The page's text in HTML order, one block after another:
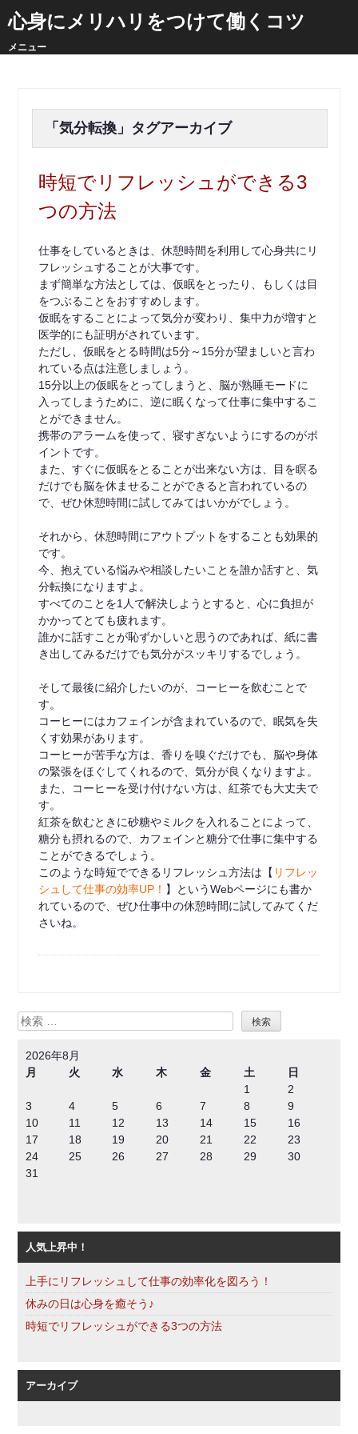
心身にメリハリをつけて働くコツ
メニュー
「気分転換 」タグアーカイブ
時短でリフレッシュができる3
つの方法
仕事をしているときは、休憩時間を利用して心身共にリ
フレッシュすることが大事です。
まず簡単な方法としては、仮眠をとったり、もしくは目
をつぶることをおすすめします。
仮眠をすることによって気分が変わり、集中力が増すと
医学的にも証明がされています。
ただし、仮眠をとる時間は5分～15分が望ましいと言わ
れている点は注意しましょう。
15分以上の仮眠をとってしまうと、脳が熟睡モードに
入ってしまうために、逆に眠くなって仕事に集中するこ
とができません。
携帯のアラームを使って、寝すぎないようにするのがポ
イントです。
また、すぐに仮眠をとることが出来ない方は、目を瞑る
だけでも脳を休ませることができると言われているの
で、ぜひ休憩時間に試してみてはいかがでしょう。
それから、休憩時間にアウトプットをすることも効果的
です。
今、抱えている悩みや相談したいことを誰か話すと、気
分転換になりますよ。
すべてのことを1人で解決しようとすると、心に負担が
かかってとても疲れます。
誰かに話すことが恥ずかしいと思うのであれば、紙に書
き出してみるだけでも気分がスッキリするでしょう。
そして最後に紹介したいのが、コーヒーを飲むことで
す。
コーヒーにはカフェインが含まれているので、眠気を失
くす効果があります。
コーヒーが苦手な方は、香りを嗅ぐだけでも、脳や身体
の緊張をほぐしてくれるので、気分が良くなりますよ。
また、コーヒーを受け付けない方は、紅茶でも大丈夫で
す。
紅茶を飲むときに砂糖やミルクを入れることによって、
糖分も摂れるので、カフェインと糖分で仕事に集中する
ことができるでしょう。
このような時短でできるリフレッシュ方法は【 リフレッ
シュして仕事の効率UP！ 】というWebページにも書か
れているので、ぜひ仕事中の休憩時間に試してみてくだ
さいね。
検
索
2026年8月
月
火 水 木 金 土
日
1
2
3
4 5 6 7 8
9
10
11 12 13 14 15
16
17
18 19 20 21 22
23
24
25 26 27 28 29
30
31
人気上昇中！
上手にリフレッシュして仕事の効率化を図ろう！
休みの日は心身を癒そう♪
時短でリフレッシュができる3つの方法
アーカイブ